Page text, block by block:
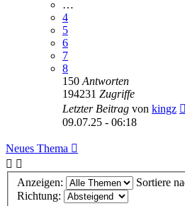
…
4
5
6
7
8
150 Antworten
194231 Zugriffe
Letzter Beitrag von kingz
09.07.25 - 06:18
Neues Thema
Anzeigen:
Sortiere
Richtung: